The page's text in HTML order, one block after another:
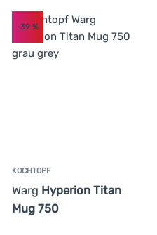
KOCHTOPF
Warg Hyperion Titan
Mug 750
-39%